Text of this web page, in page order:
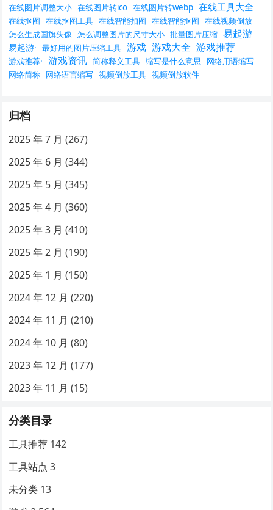
在线图片调整大小 在线图片转ico 在线图片转webp 在线工具大全
在线抠图 在线抠图工具 在线智能扣图 在线智能抠图 在线视频倒放
怎么生成国旗头像 怎么调整图片的尺寸大小 批量图片压缩 易起游
易起游· 最好用的图片压缩工具 游戏 游戏大全 游戏推荐
游戏推荐· 游戏资讯 简称释义工具 缩写是什么意思
网络用语缩写
网络简称 网络语言缩写 视频倒放工具 视频倒放软件
归档
2025 年 7 月 (267)
2025 年 6 月 (344)
2025 年 5 月 (345)
2025 年 4 月 (360)
2025 年 3 月 (410)
2025 年 2 月 (190)
2025 年 1 月 (150)
2024 年 12 月 (220)
2024 年 11 月 (210)
2024 年 10 月 (80)
2023 年 12 月 (177)
2023 年 11 月 (15)
分类目录
工具推荐 142
工具站点 3
未分类 13